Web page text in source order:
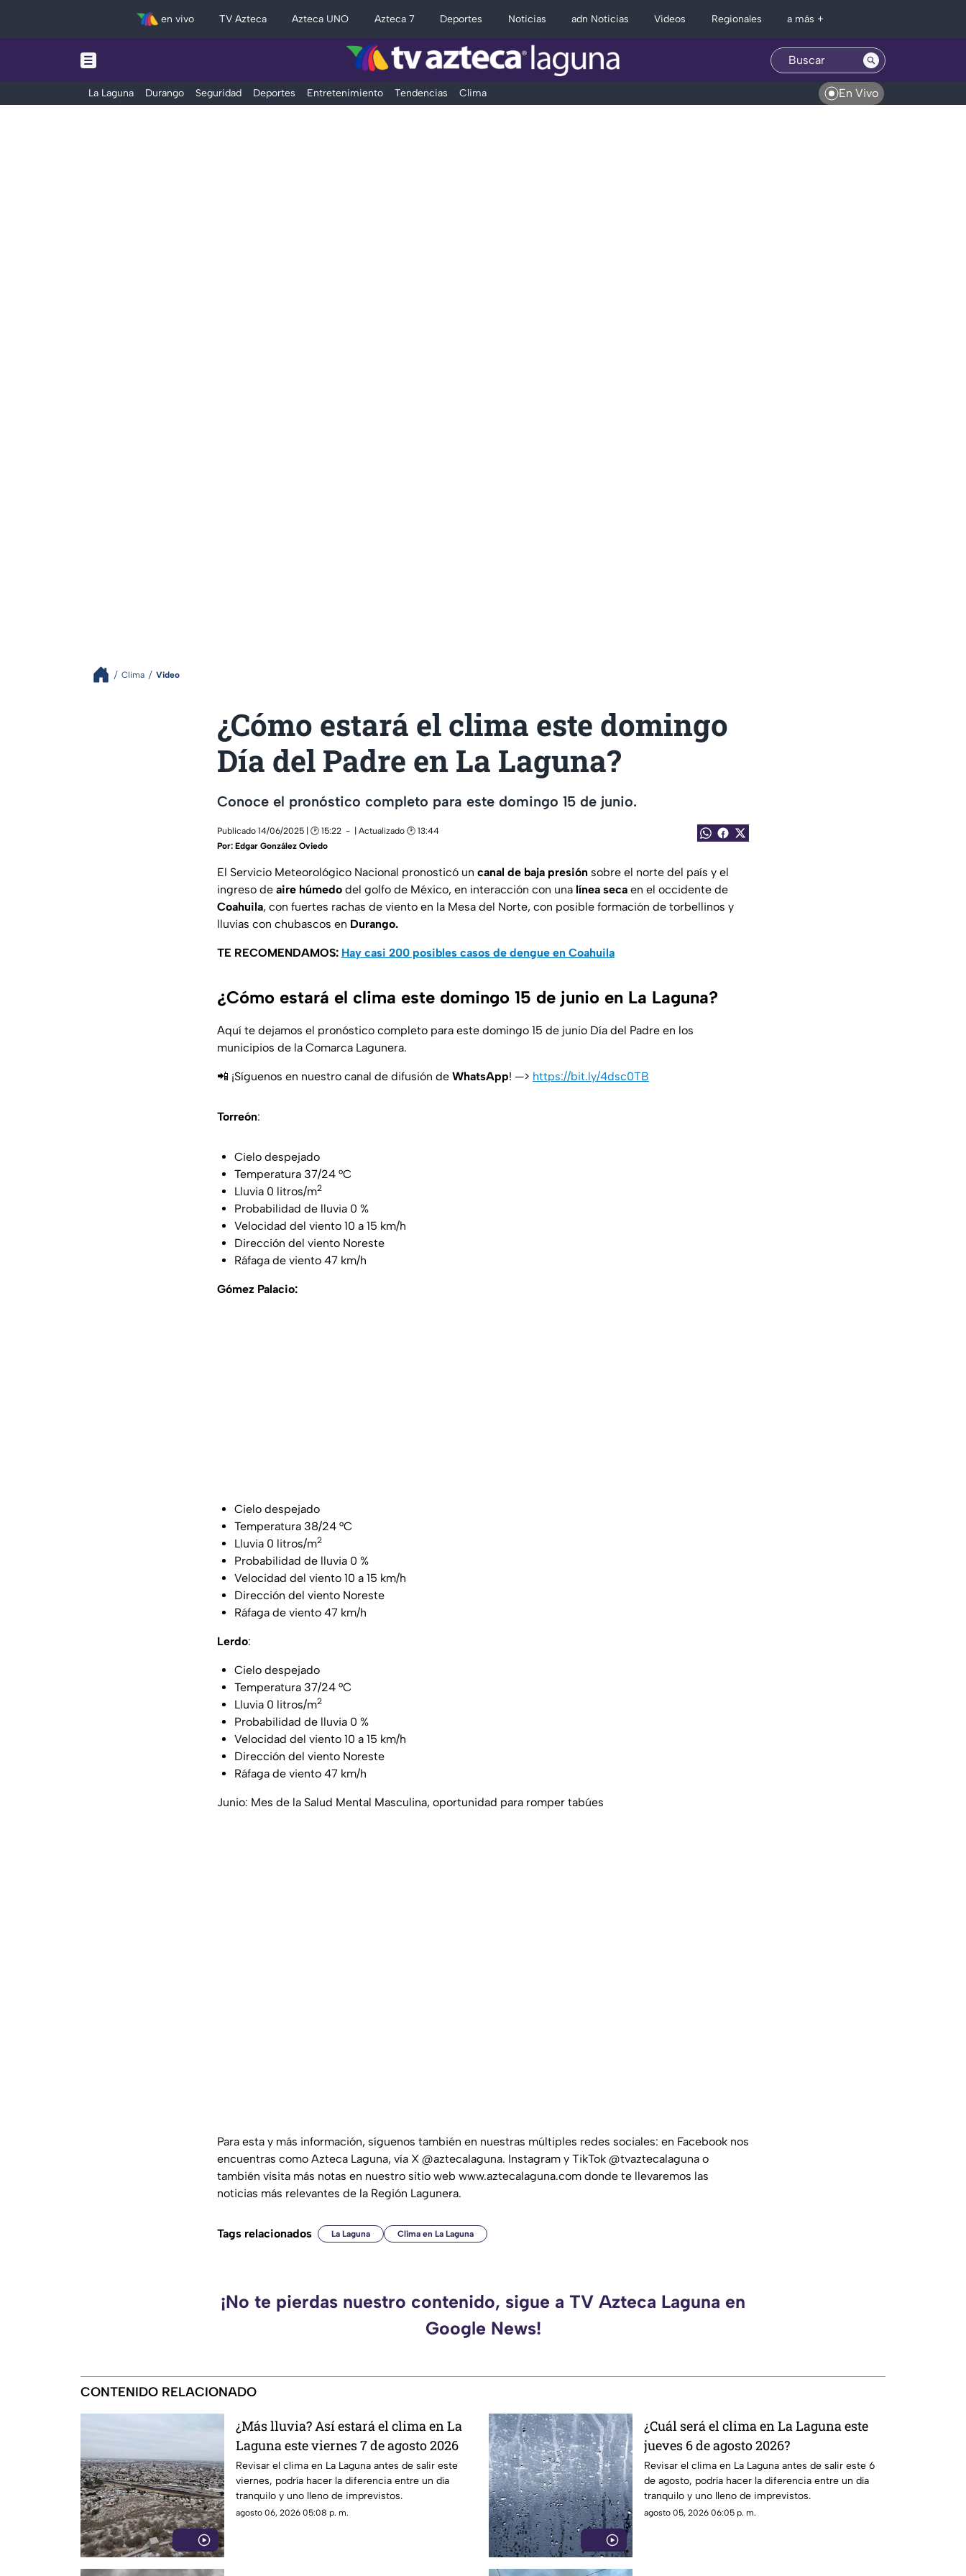
en vivo TV Azteca Azteca UNO Azteca 7 Deportes Noticias adn Noticias Videos Regionales a más +
La Laguna Durango Seguridad Deportes Entretenimiento Tendencias Clima En Vivo
Clima Video
¿Cómo estará el clima este domingo
Día del Padre en La Laguna?
Conoce el pronóstico completo para este domingo 15 de junio.
Publicado 14/06/2025 | 🕑 15:22
| Actualizado 🕑 13:44
Por: Edgar González Oviedo
El Servicio Meteorológico Nacional pronosticó un canal de baja presión sobre el norte del país y el
ingreso de aire húmedo del golfo de México, en interacción con una línea seca en el occidente de
Coahuila, con fuertes rachas de viento en la Mesa del Norte, con posible formación de torbellinos y
lluvias con chubascos en Durango.
TE RECOMENDAMOS: Hay casi 200 posibles casos de dengue en Coahuila
¿Cómo estará el clima este domingo 15 de junio en La Laguna?
Aquí te dejamos el pronóstico completo para este domingo 15 de junio Día del Padre en los
municipios de la Comarca Lagunera.
📲 ¡Síguenos en nuestro canal de difusión de WhatsApp! —> https://bit.ly/4dsc0TB
Torreón:
Cielo despejado
Temperatura 37/24 °C
Lluvia 0 litros/m2
Probabilidad de lluvia 0 %
Velocidad del viento 10 a 15 km/h
Dirección del viento Noreste
Ráfaga de viento 47 km/h
Gómez Palacio:
Cielo despejado
Temperatura 38/24 °C
Lluvia 0 litros/m2
Probabilidad de lluvia 0 %
Velocidad del viento 10 a 15 km/h
Dirección del viento Noreste
Ráfaga de viento 47 km/h
Lerdo:
Cielo despejado
Temperatura 37/24 °C
Lluvia 0 litros/m2
Probabilidad de lluvia 0 %
Velocidad del viento 10 a 15 km/h
Dirección del viento Noreste
Ráfaga de viento 47 km/h
Junio: Mes de la Salud Mental Masculina, oportunidad para romper tabúes
Para esta y más información, síguenos también en nuestras múltiples redes sociales: en Facebook nos
encuentras como Azteca Laguna, vía X @aztecalaguna. Instagram y TikTok @tvaztecalaguna o
también visita más notas en nuestro sitio web www.aztecalaguna.com donde te llevaremos las
noticias más relevantes de la Región Lagunera.
Tags relacionados La Laguna Clima en La Laguna
¡No te pierdas nuestro contenido, sigue a TV Azteca Laguna en
Google News!
CONTENIDO RELACIONADO
¿Más lluvia? Así estará el clima en La
Laguna este viernes 7 de agosto 2026
Revisar el clima en La Laguna antes de salir este
viernes, podría hacer la diferencia entre un día
tranquilo y uno lleno de imprevistos.
agosto 06, 2026 05:08 p. m.
¿Cuál será el clima en La Laguna este
jueves 6 de agosto 2026?
Revisar el clima en La Laguna antes de salir este 6
de agosto, podría hacer la diferencia entre un día
tranquilo y uno lleno de imprevistos.
agosto 05, 2026 06:05 p. m.